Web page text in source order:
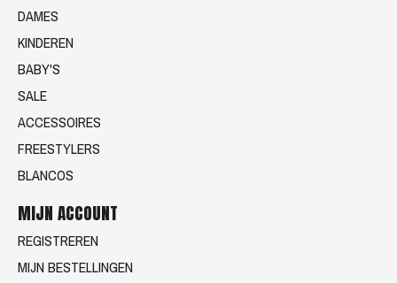
DAMES
KINDEREN
BABY'S
SALE
ACCESSOIRES
FREESTYLERS
BLANCOS
MIJN ACCOUNT
REGISTREREN
MIJN BESTELLINGEN